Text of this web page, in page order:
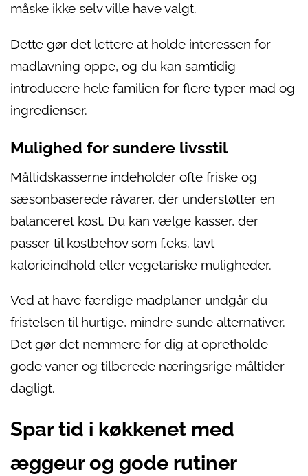
måske ikke selv ville have valgt.
Dette gør det lettere at holde interessen for
madlavning oppe, og du kan samtidig
introducere hele familien for flere typer mad og
ingredienser.
Mulighed for sundere livsstil
Måltidskasserne indeholder ofte friske og
sæsonbaserede råvarer, der understøtter en
balanceret kost. Du kan vælge kasser, der
passer til kostbehov som f.eks. lavt
kalorieindhold eller vegetariske muligheder.
Ved at have færdige madplaner undgår du
fristelsen til hurtige, mindre sunde alternativer.
Det gør det nemmere for dig at opretholde
gode vaner og tilberede næringsrige måltider
dagligt.
Spar tid i køkkenet med
æggeur og gode rutiner